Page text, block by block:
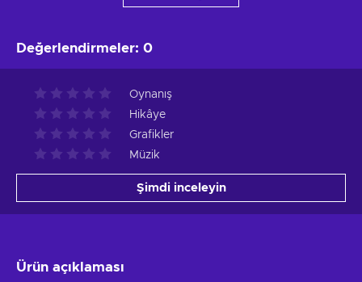
Değerlendirmeler: 0
Oynanış
Hikâye
Grafikler
Müzik
Şimdi inceleyin
Ürün açıklaması